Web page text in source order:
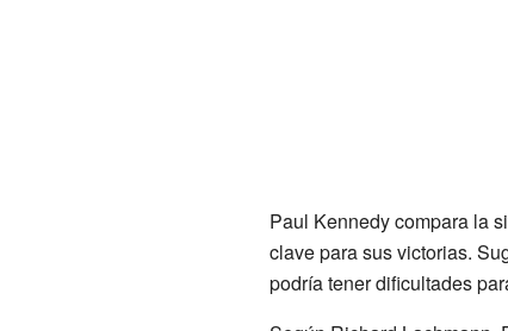
Paul Kennedy compara la
clave para sus victorias.
podría tener dificultades